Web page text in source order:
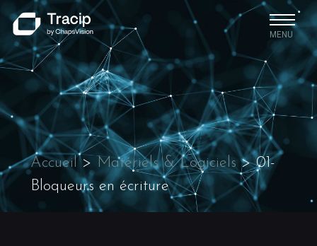
MENU
Accueil> Matériels & Logiciels>01-
Bloqueurs en écriture